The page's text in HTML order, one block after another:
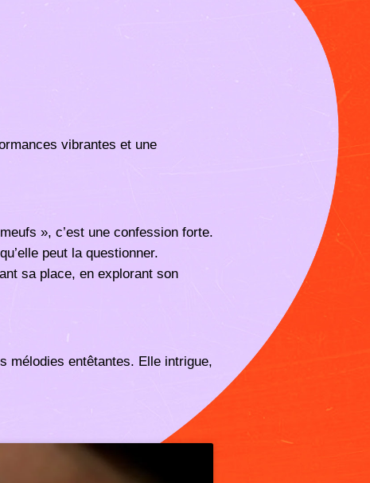
vibrantes et une
», c’est une confession forte.
peut la questionner.
sa place, en explorant son
mélodies entêtantes. Elle intrigue,